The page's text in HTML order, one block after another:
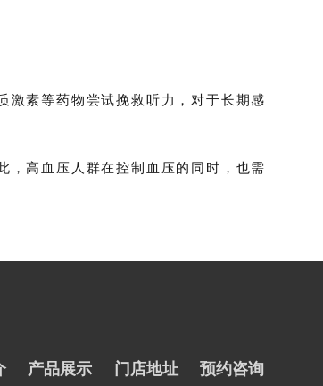
激素等药物尝试挽救听力，对于长期感
，高血压人群在控制血压的同时，也需
产品展示 门店地址 预约咨询